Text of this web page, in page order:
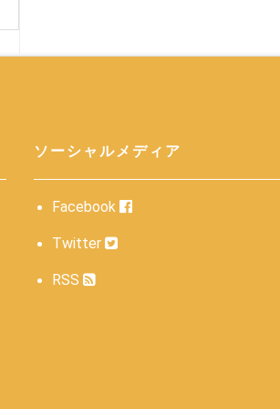
ソーシャルメディア
Facebook
Twitter
RSS